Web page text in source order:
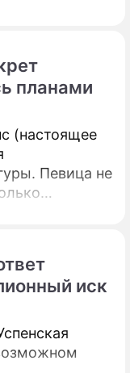
планами
(настоящее
Певица не
иск